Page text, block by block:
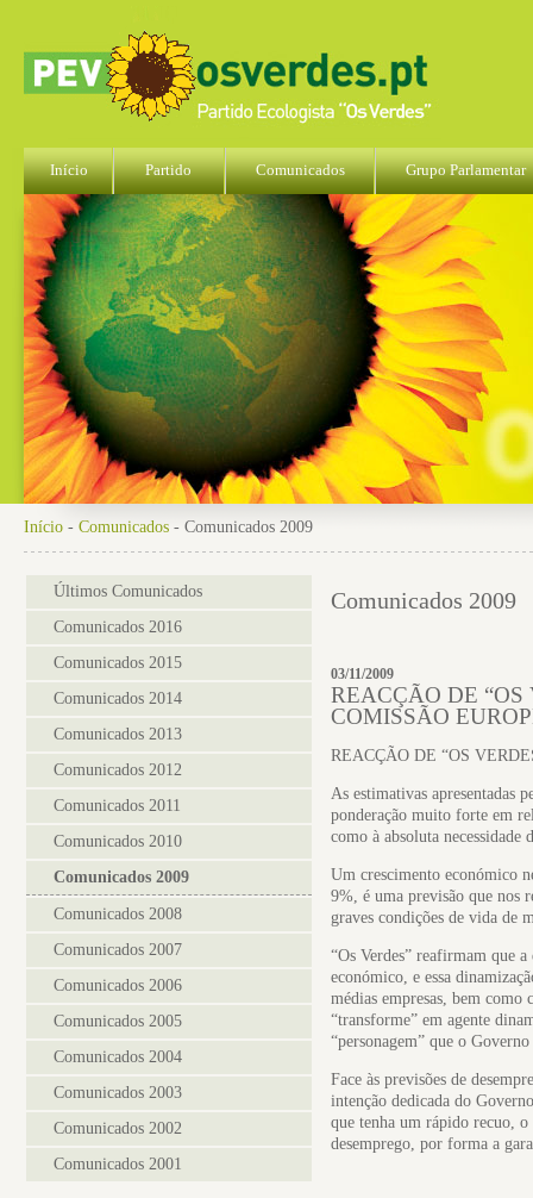
Início Partido Comunicados Grupo Parlamentar
Início - Comunicados - Comunicados 2009
Últimos Comunicados
Comunicados 2016
Comunicados 2015
Comunicados 2014
Comunicados 2013
Comunicados 2012
Comunicados 2011
Comunicados 2010
Comunicados 2009
Comunicados 2008
Comunicados 2007
Comunicados 2006
Comunicados 2005
Comunicados 2004
Comunicados 2003
Comunicados 2002
Comunicados 2001
Comunicados 2009
03/11/2009
REACÇÃO DE
COMISSÃO
REACÇÃO DE “OS
As estimativas apresentadas
ponderação muito forte em
como à absoluta necessidade
Um crescimento económico
9%, é uma previsão que nos
graves condições de vida de
“Os Verdes” reafirmam que
económico, e essa
médias empresas, bem como
“transforme” em agente
“personagem” que o
Face às previsões de
intenção dedicada do
que tenha um rápido recuo, o
desemprego, por forma a